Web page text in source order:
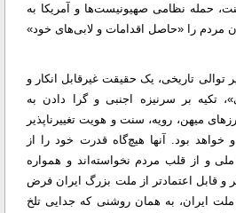
حمله نظامی صهیونیست‌ها و آمریکا به
مردم را «حاصل اقدامات و لابی‌های خود»
توالی تاریخی، یک حقیقت غیرقابل انکار و
بر سرنیزه اجنبی و گرا دادن به
میهن، رویه، سنت و هویت تغییرناپذیر
بود. آنها هیچ‌گاه قدرت خود را از
و از قلب مردم نخواسته‌اند و همواره
و قابل اعتمادتر از ملت بزرگ ایران فرض
ملت ایران، به همان روشنی که جدایی تلخ